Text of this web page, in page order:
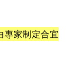
專家制定合宜